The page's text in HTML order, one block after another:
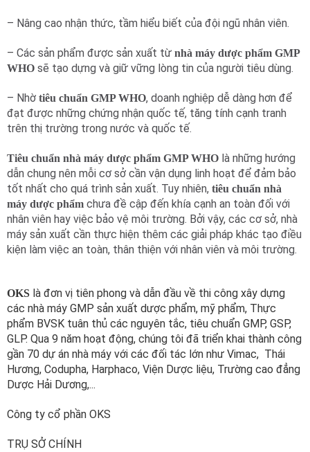
– Nâng cao nhận thức, tầm hiểu biết của đội ngũ nhân viên.
– Các sản phẩm được sản xuất từ nhà máy dược phẩm GMP
WHO sẽ tạo dựng và giữ vững lòng tin của người tiêu dùng.
– Nhờ tiêu chuẩn GMP WHO, doanh nghiệp dễ dàng hơn để
đạt được những chứng nhận quốc tế, tăng tính cạnh tranh
trên thị trường trong nước và quốc tế.
Tiêu chuẩn nhà máy dược phẩm GMP WHO là những hướng
dẫn chung nên mỗi cơ sở cần vận dụng linh hoạt để đảm bảo
tốt nhất cho quá trình sản xuất. Tuy nhiên, tiêu chuẩn nhà
máy dược phẩm chưa đề cập đến khía cạnh an toàn đối với
nhân viên hay việc bảo vệ môi trường. Bởi vậy, các cơ sở, nhà
máy sản xuất cần thực hiện thêm các giải pháp khác tạo điều
kiện làm việc an toàn, thân thiện với nhân viên và môi trường.
OKS là đơn vị tiên phong và dẫn đầu về thi công xây dựng
các nhà máy GMP sản xuất dược phẩm, mỹ phẩm, Thực
phẩm BVSK tuân thủ các nguyên tắc, tiêu chuẩn GMP, GSP,
GLP. Qua 9 năm hoạt động, chúng tôi đã triển khai thành công
gần 70 dự án nhà máy với các đối tác lớn như Vimac, Thái
Hương, Codupha, Harphaco, Viện Dược liệu, Trường cao đẳng
Dược Hải Dương,...
Công ty cổ phần OKS
TRỤ SỞ CHÍNH